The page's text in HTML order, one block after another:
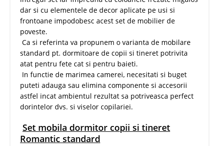
dar si cu elementele de decor aplicate pe usi si
frontoane impodobesc acest set de mobilier de
poveste.
Ca si referinta va propunem o varianta de mobilare
standard pt. dormitoare de copii si tineret potrivita
atat pentru fete cat si pentru baieti.
In functie de marimea camerei, necesitati si buget
puteti adauga sau elimina componente si accesorii
astfel incat ambientul rezultat sa potriveasca perfect
dorintelor dvs. si viselor copilariei.
Set mobila dormitor copii si tineret
Romantic standard